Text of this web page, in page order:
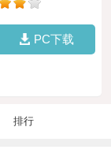
PC下载
排行